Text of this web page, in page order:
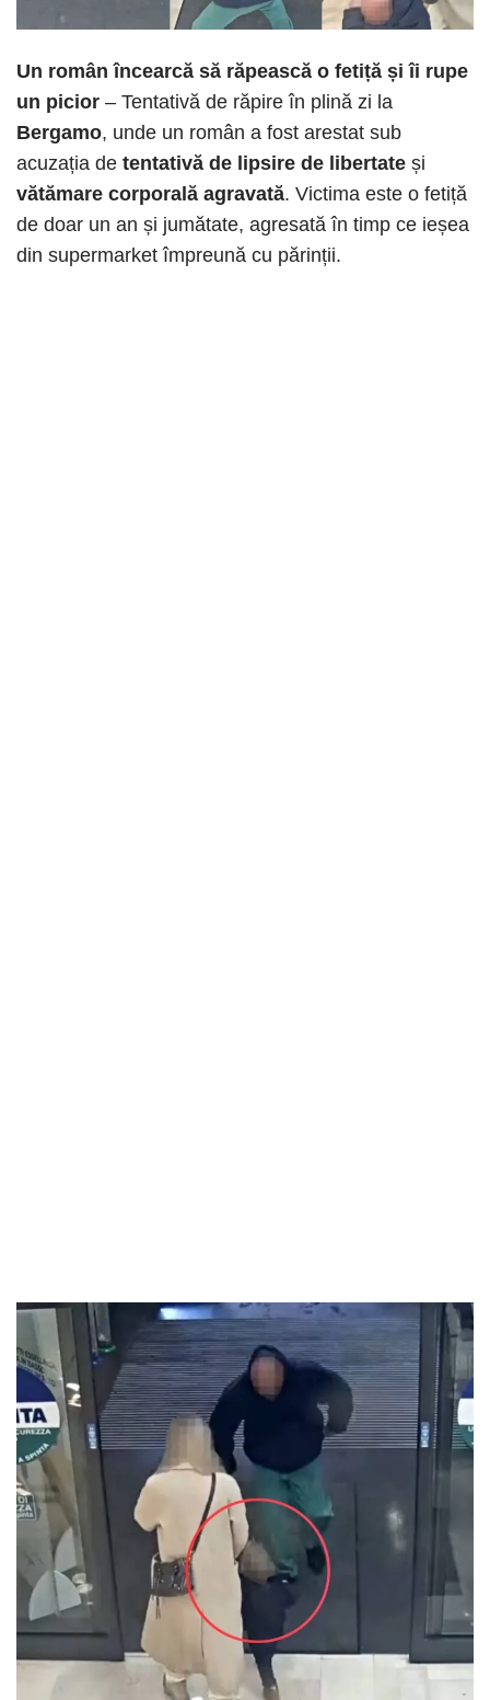
Un român încearcă să răpească o fetiță și îi rupe
un picior – Tentativă de răpire în plină zi la
Bergamo, unde un român a fost arestat sub
acuzația de tentativă de lipsire de libertate și
vătămare corporală agravată. Victima este o fetiță
de doar un an și jumătate, agresată în timp ce ieșea
din supermarket împreună cu părinții.